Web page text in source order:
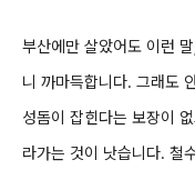
부산에만 살았어도 이런
니 까마득합니다. 그래도
성돔이 잡힌다는 보장이
라가는 것이 낫습니다. 철